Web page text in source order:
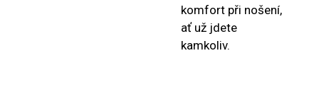
komfort při nošení,
ať už jdete
kamkoliv.